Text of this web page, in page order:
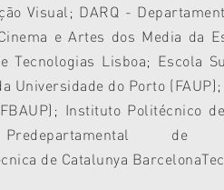
Visual; DARQ -
e Artes dos Media da
Tecnologias Lisboa; Escola
Universidade do Porto
Instituto Politécnico
de Catalunya